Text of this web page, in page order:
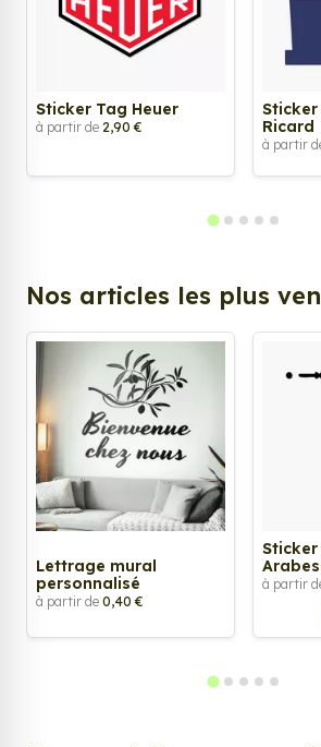
Sticker Tag Heuer
à partir de 2,90 €
Sticker
Ricard
à partir
Nos articles les plus
Lettrage mural
personnalisé
à partir de 0,40 €
Sticker
à partir